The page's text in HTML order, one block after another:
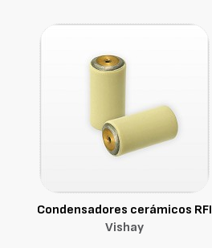
Condensadores cerámicos RFI
Vishay